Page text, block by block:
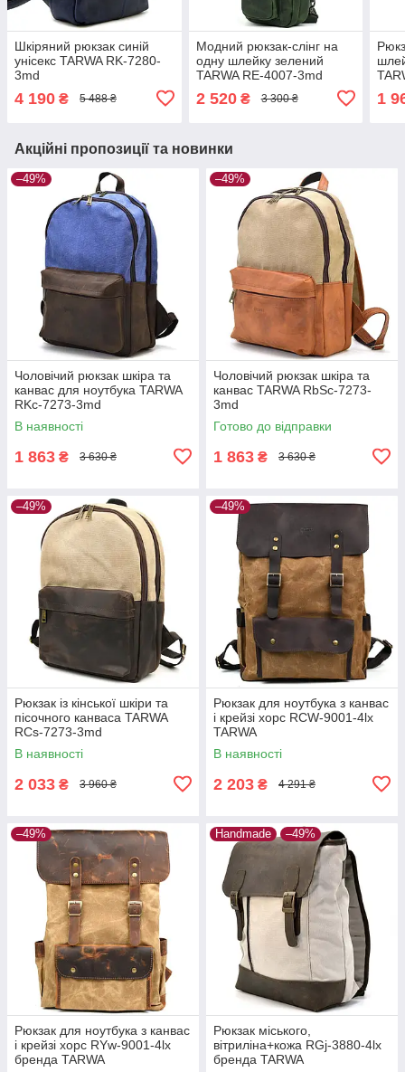
Шкіряний рюкзак синій
унісекс TARWA RK-7280-
3md
4 190 ₴ 5 488 ₴
Модний рюкзак-слінг на
одну шлейку зелений
TARWA RE-4007-3md
2 520₴ 3 300 ₴ 1
Акційні пропозиції та новинки
–49%
Чоловічий рюкзак шкіра та
канвас для ноутбука TARWA
RKc-7273-3md
В наявності
1 863 ₴ 3 630 ₴
–49%
Чоловічий рюкзак шкіра та
канвас TARWA RbSc-7273-
3md
Готово до відправки
1 863 ₴ 3 630 ₴
–49%
Рюкзак із кінської шкіри та
пісочного канваса TARWA
RCs-7273-3md
В наявності
2 033 ₴ 3 960 ₴
–49%
Рюкзак для ноутбука з канвас
і крейзі хорс RCW-9001-4lx
TARWA
В наявності
2 203 ₴ 4 291 ₴
–49%
Рюкзак для ноутбука з канвас
і крейзі хорс RYw-9001-4lx
бренда TARWA
Handmade –49%
Рюкзак міського,
вітриліна+кожа RGj-3880-4lx
бренда TARWA